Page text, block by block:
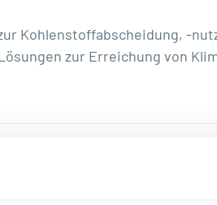
Kohlenstoffabscheidung, -
zur Erreichung von